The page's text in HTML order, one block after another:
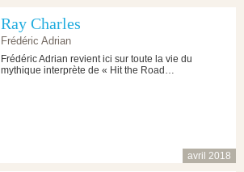
Ray Charles
Frédéric Adrian
Frédéric Adrian revient ici sur toute la vie du
mythique interprète de « Hit the Road…
avril 2018